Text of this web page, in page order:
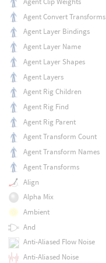
Agent Convert Transforms
Agent Layer Bindings
Agent Layer Name
Agent Layer Shapes
Agent Layers
Agent Rig Children
Agent Rig Find
Agent Rig Parent
Agent Transform Count
Agent Transform Names
Agent Transforms
Align
Alpha Mix
Ambient
And
Anti-Aliased Flow Noise
Anti-Aliased Noise